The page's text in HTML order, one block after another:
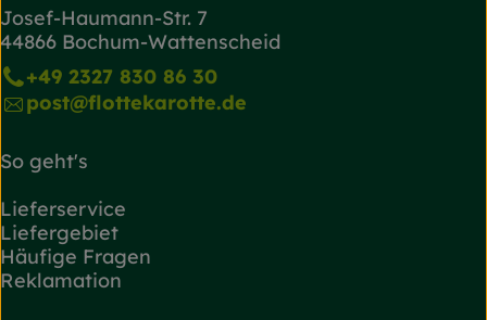
Josef-Haumann-Str. 7
44866 Bochum-Wattenscheid
+49 2327 830 86 30
post@flottekarotte.de
So geht's
Lieferservice
Liefergebiet
Häufige Fragen
Reklamation